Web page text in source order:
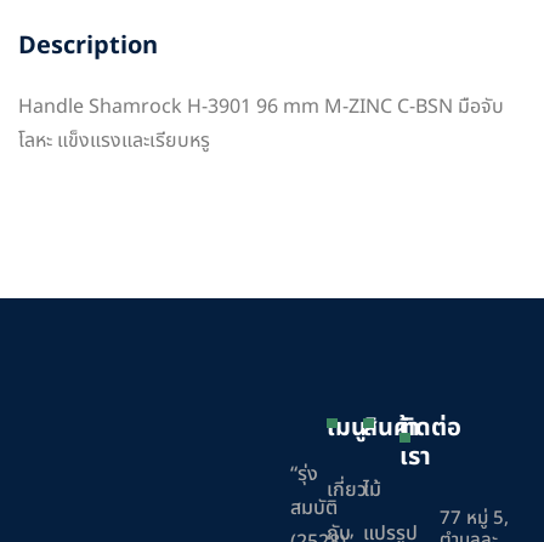
Description
Handle Shamrock H-3901 96 mm M-ZINC C-BSN มือจับ
โลหะ แข็งแรงและเรียบหรู
“รุ่ง
สมบัติ
เมนู
เกี่ยว
กับ
สินค้า
ไม้
แปรรูป
ติดต่อ
เรา
77 หมู่ 5,